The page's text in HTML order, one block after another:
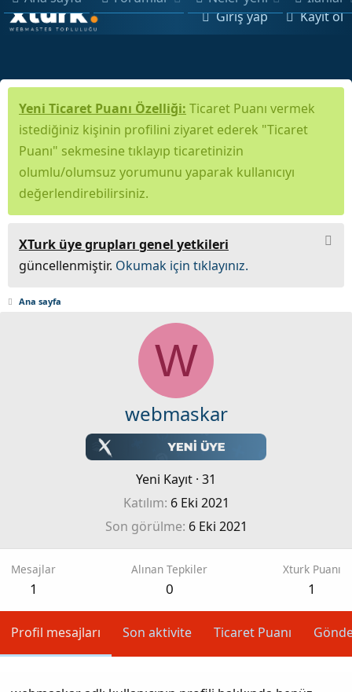
Giriş yap Kayıt ol
Yeni Ticaret Puanı Özelliği: Ticaret Puanı vermek
istediğiniz kişinin profilini ziyaret ederek "Ticaret
Puanı" sekmesine tıklayıp ticaretinizin
olumlu/olumsuz yorumunu yaparak kullanıcıyı
değerlendirebilirsiniz.
XTurk üye grupları genel yetkileri
güncellenmiştir. Okumak için tıklayınız.
Ana sayfa
W
webmaskar
Yeni Kayıt · 31
Katılım 6 Eki 2021
Son görülme 6 Eki 2021
Mesajlar
1
Alınan Tepkiler
0
Xturk Puanı
1
Profil mesajları Son aktivite Ticaret Puanı